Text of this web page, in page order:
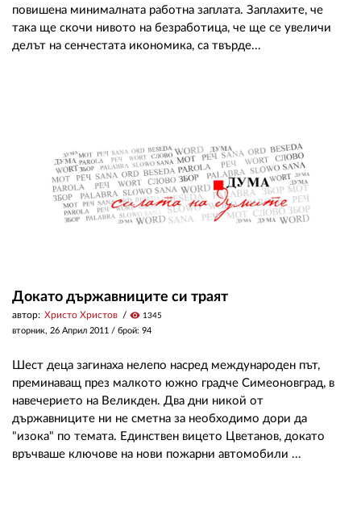
повишена минималната работна заплата. Заплахите, че
така ще скочи нивото на безработица, че ще се увеличи
делът на сенчестата икономика, са твърде...
Докато държавниците си траят
автор: Христо Христов visibility 1345
вторник, 26 Април 2011 / брой: 94
Шест деца загинаха нелепо насред международен път,
преминаващ през малкото южно градче Симеоновград, в
навечерието на Великден. Два дни никой от
държавниците ни не сметна за необходимо дори да
"изока" по темата. Единствен вицето Цветанов, докато
връчваше ключове на нови пожарни автомобили ...